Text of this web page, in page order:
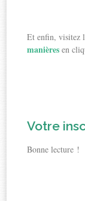
Et enfin, visitez
manières en
Votre
Bonne lecture !